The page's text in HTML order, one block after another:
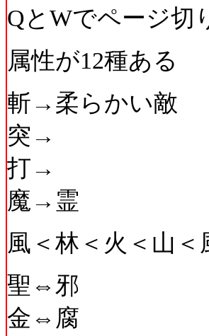
QとWでページ切
属性が12種ある
斬→柔らかい敵
突→
打→
魔→霊
風＜林＜火＜山
聖⇔邪
金⇔腐